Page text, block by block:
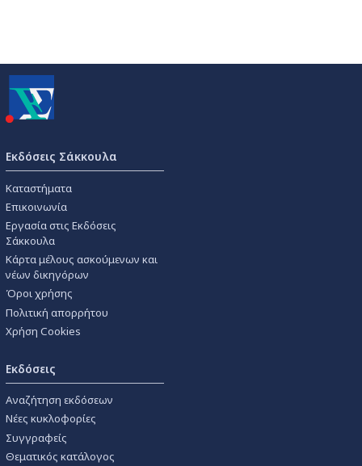
Εκδόσεις Σάκκουλα
Καταστήματα
Επικοινωνία
Εργασία στις Εκδόσεις
Σάκκουλα
Κάρτα μέλους ασκούμενων και
νέων δικηγόρων
Όροι χρήσης
Πολιτική απορρήτου
Χρήση Cookies
Εκδόσεις
Αναζήτηση εκδόσεων
Νέες κυκλοφορίες
Συγγραφείς
Θεματικός κατάλογος